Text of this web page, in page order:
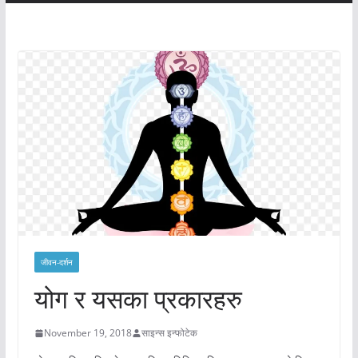
जीवन-दर्शन
योग र यसका प्रकारहरु
November 19, 2018 साइन्स इन्फोटेक